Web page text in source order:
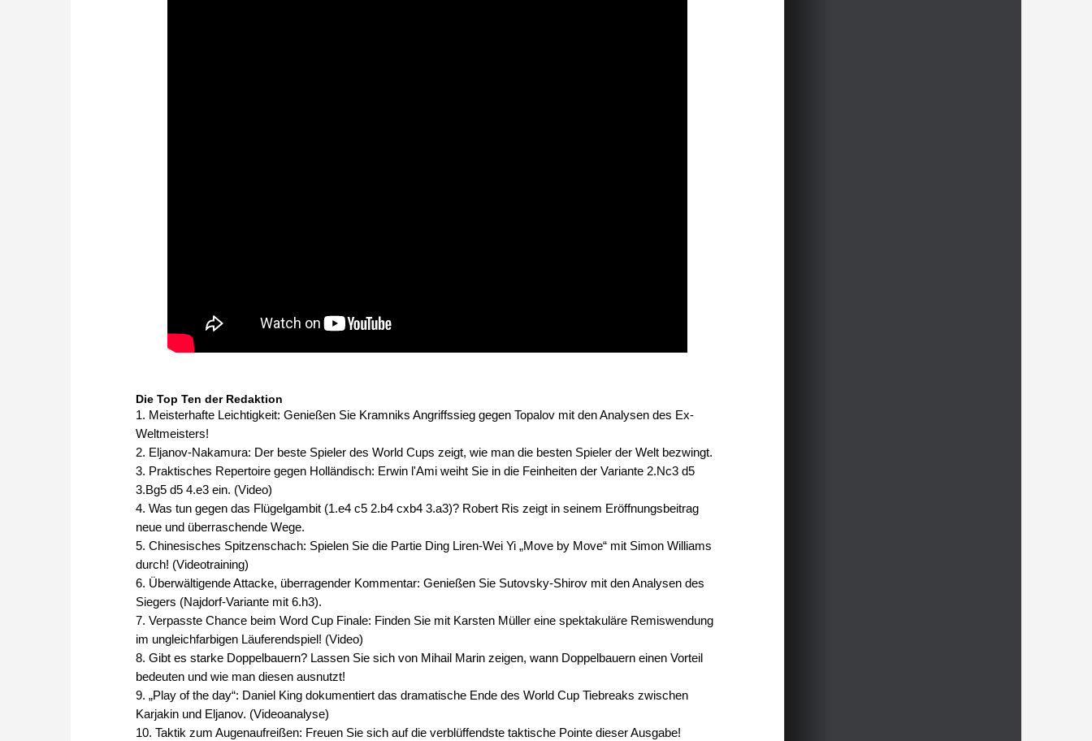
Die Top Ten der Redaktion
1. Meisterhafte Leichtigkeit: Genießen Sie Kramniks Angriffssieg gegen Topalov mit den Analysen des Ex-
Weltmeisters!
2. Eljanov-Nakamura: Der beste Spieler des World Cups zeigt, wie man die besten Spieler der Welt bezwingt.
3. Praktisches Repertoire gegen Holländisch: Erwin l'Ami weiht Sie in die Feinheiten der Variante 2.Nc3 d5
3.Bg5 d5 4.e3 ein. (Video)
4. Was tun gegen das Flügelgambit (1.e4 c5 2.b4 cxb4 3.a3)? Robert Ris zeigt in seinem Eröffnungsbeitrag
neue und überraschende Wege.
5. Chinesisches Spitzenschach: Spielen Sie die Partie Ding Liren-Wei Yi „Move by Move“ mit Simon Williams
durch! (Videotraining)
6. Überwältigende Attacke, überragender Kommentar: Genießen Sie Sutovsky-Shirov mit den Analysen des
Siegers (Najdorf-Variante mit 6.h3).
7. Verpasste Chance beim Word Cup Finale: Finden Sie mit Karsten Müller eine spektakuläre Remiswendung
im ungleichfarbigen Läuferendspiel! (Video)
8. Gibt es starke Doppelbauern? Lassen Sie sich von Mihail Marin zeigen, wann Doppelbauern einen Vorteil
bedeuten und wie man diesen ausnutzt!
9. „Play of the day“: Daniel King dokumentiert das dramatische Ende des World Cup Tiebreaks zwischen
Karjakin und Eljanov. (Videoanalyse)
10. Taktik zum Augenaufreißen: Freuen Sie sich auf die verblüffendste taktische Pointe dieser Ausgabe!